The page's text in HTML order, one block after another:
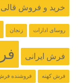
خرید و فروش قالی
روسای ادارات زنجان
فرش ایرانی
فرش کهنه فروشنده